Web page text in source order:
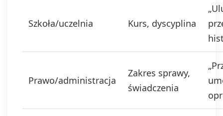
Szkoła/uczelnia Kurs, dyscyplina
Prawo/administracja
Zakres sprawy,
świadczenia